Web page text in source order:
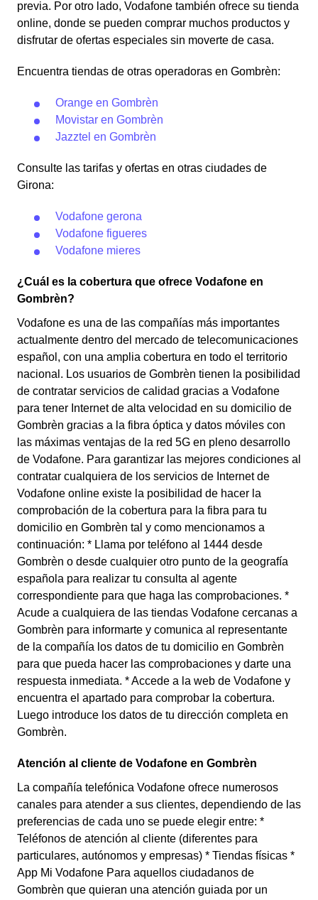
previa. Por otro lado, Vodafone también ofrece su tienda
online, donde se pueden comprar muchos productos y
disfrutar de ofertas especiales sin moverte de casa.
Encuentra tiendas de otras operadoras en Gombrèn:
Orange en Gombrèn
Movistar en Gombrèn
Jazztel en Gombrèn
Consulte las tarifas y ofertas en otras ciudades de
Girona:
Vodafone gerona
Vodafone figueres
Vodafone mieres
¿Cuál es la cobertura que ofrece Vodafone en
Gombrèn?
Vodafone es una de las compañías más importantes
actualmente dentro del mercado de telecomunicaciones
español, con una amplia cobertura en todo el territorio
nacional. Los usuarios de Gombrèn tienen la posibilidad
de contratar servicios de calidad gracias a Vodafone
para tener Internet de alta velocidad en su domicilio de
Gombrèn gracias a la fibra óptica y datos móviles con
las máximas ventajas de la red 5G en pleno desarrollo
de Vodafone. Para garantizar las mejores condiciones al
contratar cualquiera de los servicios de Internet de
Vodafone online existe la posibilidad de hacer la
comprobación de la cobertura para la fibra para tu
domicilio en Gombrèn tal y como mencionamos a
continuación: * Llama por teléfono al 1444 desde
Gombrèn o desde cualquier otro punto de la geografía
española para realizar tu consulta al agente
correspondiente para que haga las comprobaciones. *
Acude a cualquiera de las tiendas Vodafone cercanas a
Gombrèn para informarte y comunica al representante
de la compañía los datos de tu domicilio en Gombrèn
para que pueda hacer las comprobaciones y darte una
respuesta inmediata. * Accede a la web de Vodafone y
encuentra el apartado para comprobar la cobertura.
Luego introduce los datos de tu dirección completa en
Gombrèn.
Atención al cliente de Vodafone en Gombrèn
La compañía telefónica Vodafone ofrece numerosos
canales para atender a sus clientes, dependiendo de las
preferencias de cada uno se puede elegir entre: *
Teléfonos de atención al cliente (diferentes para
particulares, autónomos y empresas) * Tiendas físicas *
App Mi Vodafone Para aquellos ciudadanos de
Gombrèn que quieran una atención guiada por un